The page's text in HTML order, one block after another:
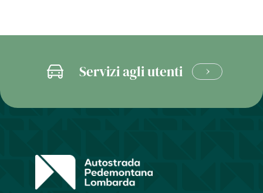
Servizi agli utenti
CLICCA
SCOPRI